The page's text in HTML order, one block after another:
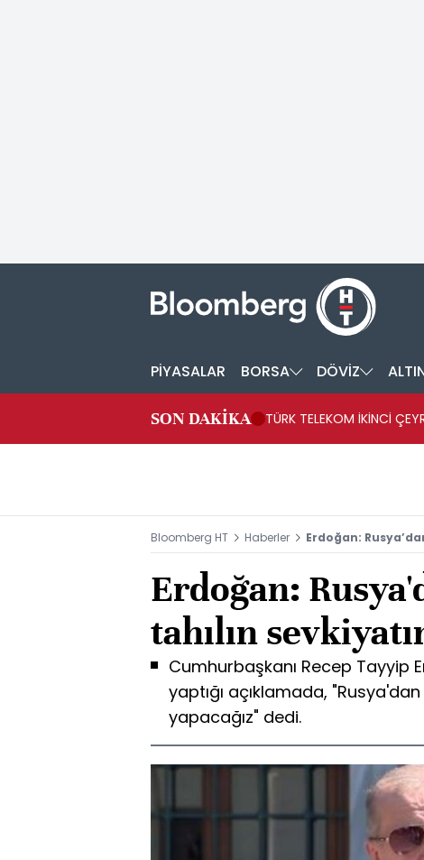
PİYASALAR BORSA DÖVİZ
SON DAKİKA TÜRK TELEKOM İKİNCİ
Bloomberg HT Haberler Erdoğan:
Erdoğan:
tahılın
Cumhurbaşkanı Recep Tayyip
yaptığı açıklamada, "Rusya'dan
yapacağız" dedi.